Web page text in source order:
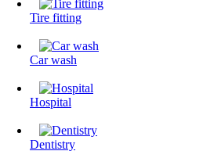
Tire fitting
Сar wash
Hospital
Dentistry